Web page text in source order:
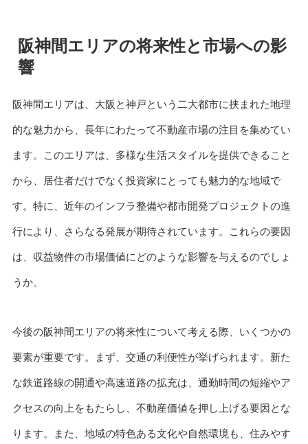
阪神間エリアの将来性と市場への影
響
阪神間エリアは、大阪と神戸という二大都市に挟まれた地理
的な魅力から、長年にわたって不動産市場の注目を集めてい
ます。このエリアは、多様な生活スタイルを提供できること
から、居住者だけでなく投資家にとっても魅力的な地域で
す。特に、近年のインフラ整備や都市開発プロジェクトの進
行により、さらなる発展が期待されています。これらの要因
は、収益物件の市場価値にどのような影響を与えるのでしょ
うか。
今後の阪神間エリアの将来性について考える際、いくつかの
要素が重要です。まず、交通の利便性が挙げられます。新た
な鉄道路線の開通や高速道路の拡充は、通勤時間の短縮やア
クセスの向上をもたらし、不動産価値を押し上げる要因とな
ります。また、地域の特色ある文化や自然環境も、住みやす